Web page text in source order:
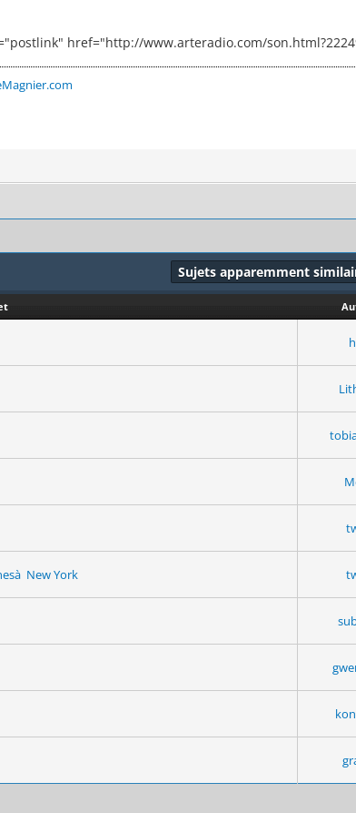
href="http://www.arteradio.com/
Sujets apparemment
New York